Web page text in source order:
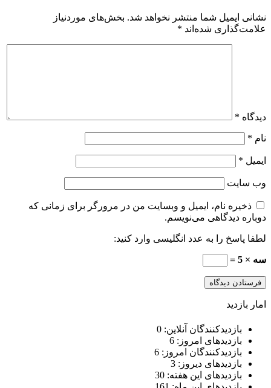
نشانی ایمیل شما منتشر نخواهد شد. بخش‌های موردنیاز
علامت‌گذاری شده‌اند *
دیدگاه *
نام *
ایمیل *
وب‌ سایت
ذخیره نام، ایمیل و وبسایت من در مرورگر برای زمانی که
دوباره دیدگاهی می‌نویسم.
لطفا پاسخ را به عدد انگلیسی وارد کنید:
سه × 5 =
امار بازدید
بازدیدکنندگان آنلاین: 0
بازدیدهای امروز: 6
بازدیدکنندگان امروز: 6
بازدیدهای دیروز: 3
بازدیدهای این هفته: 30